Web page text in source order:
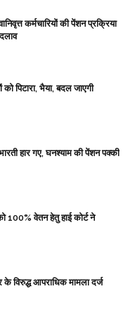
कर्मचारियों की पेंशन प्रक्रिया
पिटारा, भैया, बदल जाएगी
हार गए, घनश्याम की पेंशन पक्की
100% वेतन हेतु हाई कोर्ट ने
के विरुद्ध आपराधिक मामला दर्ज